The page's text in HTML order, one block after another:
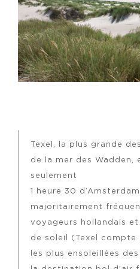
Texel, la plus grande
de la mer des Wadden,
seulement
1 heure 30
majoritairement
voyageurs hollandais
de soleil (Texel compte
les plus ensoleillées